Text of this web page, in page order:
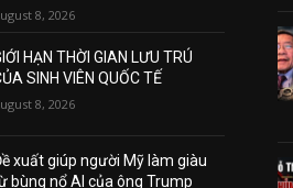
8, 2026
HẠN THỜI GIAN LƯU TRÚ
SINH VIÊN QUỐC TẾ
8, 2026
xuất giúp người Mỹ làm giàu
bùng nổ AI của ông Trump